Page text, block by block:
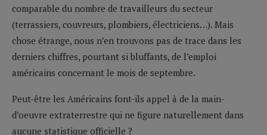
comparable du nombre de travailleurs du secteur
(terrassiers, couvreurs, plombiers, électriciens…). Mais
chose étrange, nous n’en trouvons pas de trace dans les
derniers chiffres, pourtant si bluffants, de l’emploi
américains concernant le mois de septembre.
Peut-être les Américains font-ils appel à de la main-
d’oeuvre extraterrestre qui ne figure naturellement dans
aucune statistique officielle ?